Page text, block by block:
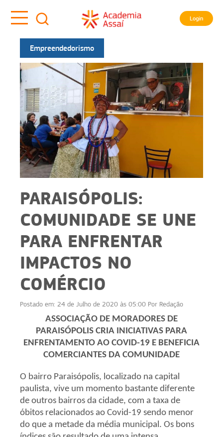
Login
Empreendedorismo
PARAISÓPOLIS:
COMUNIDADE SE UNE
PARA ENFRENTAR
IMPACTOS NO
COMÉRCIO
Postado em: 24 de Julho de 2020 às 05:00 Por Redação
ASSOCIAÇÃO DE MORADORES DE
PARAISÓPOLIS CRIA INICIATIVAS PARA
ENFRENTAMENTO AO COVID-19 E BENEFICIA
COMERCIANTES DA COMUNIDADE
O bairro Paraisópolis, localizado na capital
paulista, vive um momento bastante diferente
de outros bairros da cidade, com a taxa de
óbitos relacionados ao Covid-19 sendo menor
do que a metade da média municipal. Os bons